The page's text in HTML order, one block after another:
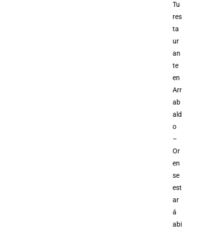
Tu
res
ta
ur
an
te
en
Arr
ab
ald
o
–
Or
en
se
est
ar
á
abi